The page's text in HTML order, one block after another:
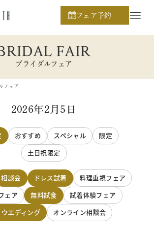
フェア予約
FAIR
ブライダルフェア
フェア
2026年2月5日
おすすめ スペシャル
限定
土日祝限定
相談会 ドレス試着
料理重視フェア
ェア
無料試食
試着体験フェア
エディング
オンライン相談会